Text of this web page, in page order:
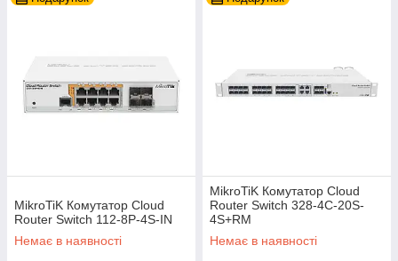
MikroTiK Комутатор Cloud
Router Switch 112-8P-4S-IN
Немає в наявності
MikroTiK Комутатор Cloud
Router Switch 328-4C-20S-
4S+RM
Немає в наявності